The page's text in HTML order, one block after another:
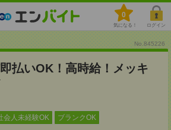
0
気になる！ ログイン
No.845226
払いOK！高時給！メッキ
会人未経験OK ブランクOK